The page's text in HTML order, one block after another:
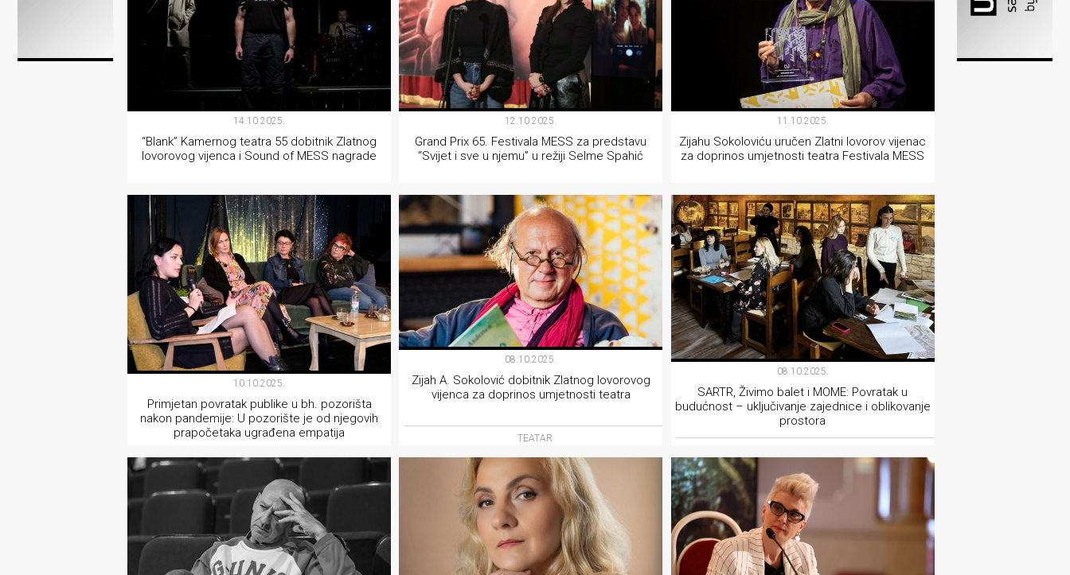
u
14.10.2025.
“Blank” Kamernog teatra 55 dobitnik Zlatnog
lovorovog vijenca i Sound of MESS nagrade
TEATAR
12.10.2025.
Grand Prix 65. Festivala MESS za predstavu
“Svijet i sve u njemu” u režiji Selme Spahić
TEATAR
11.10.2025.
Zijahu Sokoloviću uručen Zlatni lovorov vijenac
za doprinos umjetnosti teatra Festivala MESS
TEATAR
10.10.2025.
Primjetan povratak publike u bh. pozorišta
nakon pandemije: U pozorište je od njegovih
prapočetaka ugrađena empatija
TEATAR
08.10.2025.
Zijah A. Sokolović dobitnik Zlatnog lovorovog
vijenca za doprinos umjetnosti teatra
TEATAR
08.10.2025.
SARTR, Živimo balet i MOME: Povratak u
budućnost – uključivanje zajednice i oblikovanje
prostora